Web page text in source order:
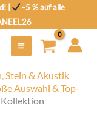
|
–5 % auf alle
Stein & Akustik
Auswahl & Top-